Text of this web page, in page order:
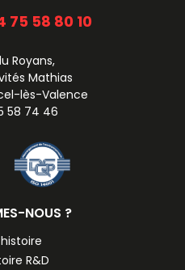
75 58 80 10
Royans,
Mathias
lès-Valence
58 74 46
NOUS ?
R&D